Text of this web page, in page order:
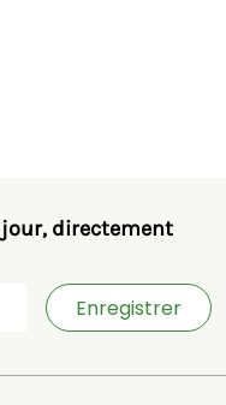
jour, directement
Enregistrer